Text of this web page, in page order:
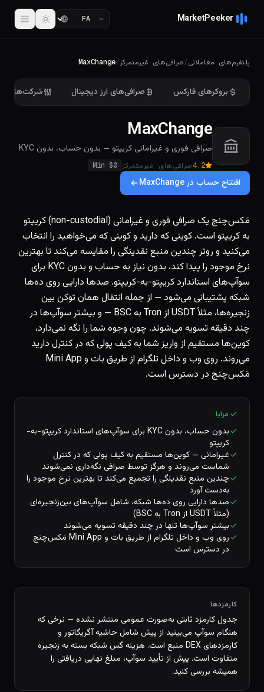
MarketPeeker
پلتفرم‌های معاملاتی/صرافی‌های غیرمتمرکز/
MaxChange
بروکرهای فارکس صرافی‌های ارز دیجیتال شرکت‌های
MaxChange
صرافی فوری و غیرامانی کریپتو — بدون حساب، بدون KYC
4.2صرافی‌های غیرمتمرکز Min $0
افتتاح حساب در MaxChange
مَکس‌چنج یک صرافی فوری و غیرامانی (non-custodial) کریپتو
به کریپتو است. کوینی که دارید و کوینی که می‌خواهید را انتخاب
می‌کنید و روتر چندین منبع نقدینگی را مقایسه می‌کند تا بهترین
نرخ موجود را پیدا کند، بدون نیاز به حساب و بدون KYC برای
سوآپ‌های استاندارد کریپتو-به-کریپتو. صدها دارایی روی ده‌ها
شبکه پشتیبانی می‌شود — از جمله انتقال همان توکن بین
زنجیره‌ها، مثلاً USDT از Tron به BSC — و بیشتر سوآپ‌ها در
چند دقیقه تسویه می‌شوند. چون وجوه شما را نگه نمی‌دارد،
کوین‌ها مستقیم از واریز شما به کیف پولی که در کنترل دارید
می‌روند. روی وب و داخل تلگرام از طریق بات و Mini App
مَکس‌چنج در دسترس است.
مزایا
بدون حساب، بدون KYC برای سوآپ‌های استاندارد کریپتو-به-
کریپتو
غیرامانی — کوین‌ها مستقیم به کیف پولی که در کنترل
شماست می‌روند و هرگز توسط صرافی نگه‌داری نمی‌شوند
چندین منبع نقدینگی را تجمیع می‌کند تا بهترین نرخ موجود را
به‌دست آورد
صدها دارایی روی ده‌ها شبکه، شامل سوآپ‌های بین‌زنجیره‌ای
(مثلاً USDT از Tron به BSC)
بیشتر سوآپ‌ها تنها در چند دقیقه تسویه می‌شوند
روی وب و داخل تلگرام از طریق بات و Mini App مَکس‌چنج
در دسترس است
کارمزدها
جدول کارمزد ثابتی به‌صورت عمومی منتشر نشده — نرخی که
هنگام سوآپ می‌بینید از پیش شامل حاشیه آگریگاتور و
کارمزدهای DEX منبع است. هزینه گس شبکه بسته به زنجیره
متفاوت است. پیش از تأیید سوآپ، مبلغ نهایی دریافتی را
همیشه بررسی کنید.